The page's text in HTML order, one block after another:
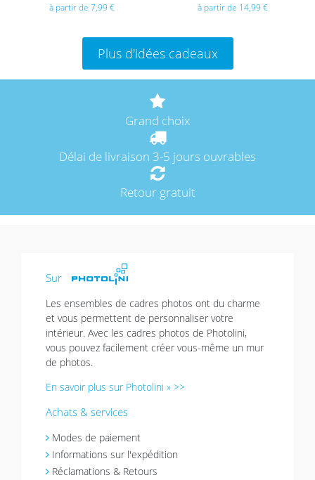
à partir de 7,99 € à partir de 14,99 €
Plus d'idées cadeaux
Grand choix
Délai de livraison 3-5 jours ouvrables
Retour gratuit
Sur
Les ensembles de cadres photos ont du charme
et vous permettent de personnaliser votre
intérieur. Avec les cadres photos de Photolini,
vous pouvez facilement créer vous-même un mur
de photos.
En savoir plus sur Photolini » >>
Achats & services
Modes de paiement
Informations sur l'expédition
Réclamations & Retours